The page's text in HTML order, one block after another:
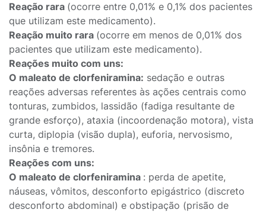
Reação rara (ocorre entre 0,01% e 0,1% dos pacientes
que utilizam este medicamento).
Reação muito rara (ocorre em menos de 0,01% dos
pacientes que utilizam este medicamento).
Reações muito com uns:
O maleato de clorfeniramina: sedação e outras
reações adversas referentes às ações centrais como
tonturas, zumbidos, lassidão (fadiga resultante de
grande esforço), ataxia (incoordenação motora), vista
curta, diplopia (visão dupla), euforia, nervosismo,
insônia e tremores.
Reações com uns:
O maleato de clorfeniramina : perda de apetite,
náuseas, vômitos, desconforto epigástrico (discreto
desconforto abdominal) e obstipação (prisão de